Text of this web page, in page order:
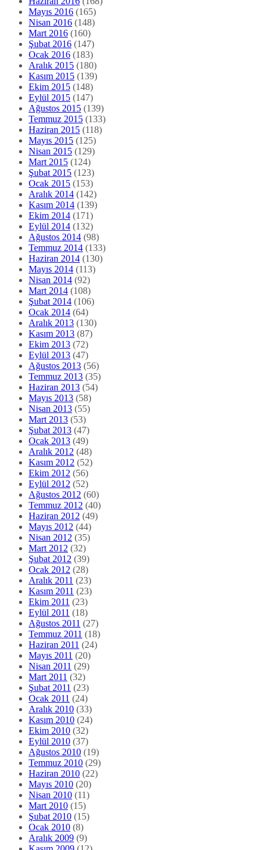
Mayıs 2016 (165)
Nisan 2016 (148)
Mart 2016 (160)
Şubat 2016 (147)
Ocak 2016 (183)
Aralık 2015 (180)
Kasım 2015 (139)
Ekim 2015 (148)
Eylül 2015 (147)
Ağustos 2015 (139)
Temmuz 2015 (133)
Haziran 2015 (118)
Mayıs 2015 (125)
Nisan 2015 (129)
Mart 2015 (124)
Şubat 2015 (123)
Ocak 2015 (153)
Aralık 2014 (142)
Kasım 2014 (139)
Ekim 2014 (171)
Eylül 2014 (132)
Ağustos 2014 (98)
Temmuz 2014 (133)
Haziran 2014 (130)
Mayıs 2014 (113)
Nisan 2014 (92)
Mart 2014 (108)
Şubat 2014 (106)
Ocak 2014 (64)
Aralık 2013 (130)
Kasım 2013 (87)
Ekim 2013 (72)
Eylül 2013 (47)
Ağustos 2013 (56)
Temmuz 2013 (35)
Haziran 2013 (54)
Mayıs 2013 (58)
Nisan 2013 (55)
Mart 2013 (53)
Şubat 2013 (47)
Ocak 2013 (49)
Aralık 2012 (48)
Kasım 2012 (52)
Ekim 2012 (56)
Eylül 2012 (52)
Ağustos 2012 (60)
Temmuz 2012 (40)
Haziran 2012 (49)
Mayıs 2012 (44)
Nisan 2012 (35)
Mart 2012 (32)
Şubat 2012 (39)
Ocak 2012 (28)
Aralık 2011 (23)
Kasım 2011 (23)
Ekim 2011 (23)
Eylül 2011 (18)
Ağustos 2011 (27)
Temmuz 2011 (18)
Haziran 2011 (24)
Mayıs 2011 (20)
Nisan 2011 (29)
Mart 2011 (32)
Şubat 2011 (23)
Ocak 2011 (24)
Aralık 2010 (33)
Kasım 2010 (24)
Ekim 2010 (32)
Eylül 2010 (37)
Ağustos 2010 (19)
Temmuz 2010 (29)
Haziran 2010 (22)
Mayıs 2010 (20)
Nisan 2010 (11)
Mart 2010 (15)
Şubat 2010 (15)
Ocak 2010 (8)
Aralık 2009 (9)